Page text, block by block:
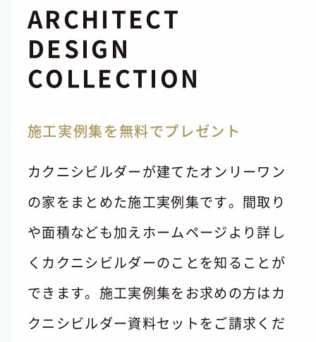
ARCHITECT
DESIGN
COLLECTION
施工実例集を無料でプレゼント
カクニシビルダーが建てたオンリーワン
の家をまとめた施工実例集です。間取り
や面積なども加えホームページより詳し
くカクニシビルダーのことを知ることが
できます。施工実例集をお求めの方はカ
クニシビルダー資料セットをご請求くだ